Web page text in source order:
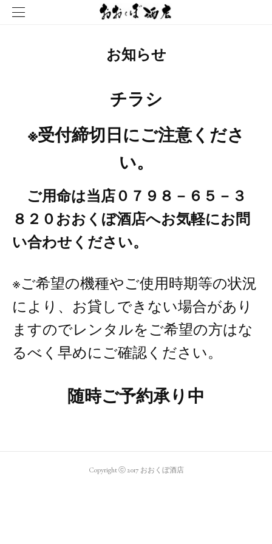
お知らせ
チラシ
※受付締切日にご注意くださ
い。
ご用命は当店０７９８－６５－３
８２０おおくぼ酒店へお気軽にお問
い合わせください。
※ご希望の機種やご使用時期等の状況
により、お貸しできない場合があり
ますのでレンタルをご希望の方はな
るべく早めにご確認ください。
随時ご予約承り中
Copyright ⓒ 2017 おおくぼ酒店